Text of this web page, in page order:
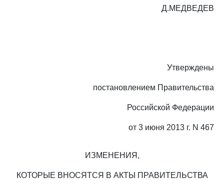
Д.МЕДВЕДЕВ
Утверждены
постановлением Правительства
Российской Федерации
от 3 июня 2013 г. N 467
ИЗМЕНЕНИЯ,
КОТОРЫЕ ВНОСЯТСЯ В АКТЫ ПРАВИТЕЛЬСТВА